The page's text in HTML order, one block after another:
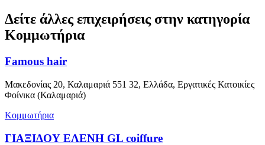
Δείτε άλλες επιχειρήσεις στην κατηγορία
Κομμωτήρια
Famous hair
Μακεδονίας 20, Καλαμαριά 551 32, Ελλάδα, Εργατικές Κατοικίες
Φοίνικα (Καλαμαριά)
Κομμωτήρια
ΓΙΑΞΙΔΟΥ ΕΛΕΝΗ GL coiffure